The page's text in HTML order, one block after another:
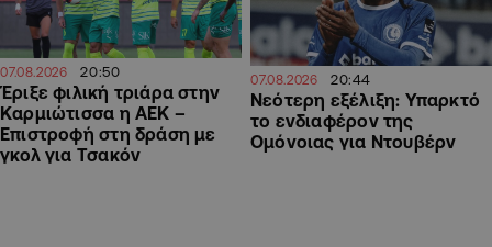
07.08.2026 20:50
Έριξε φιλική τριάρα στην
Καρμιώτισσα η ΑΕΚ –
Επιστροφή στη δράση με
γκολ για Τσακόν
07.08.2026 20:44
Νεότερη εξέλιξη: Υπαρκτό
το ενδιαφέρον της
Ομόνοιας για Ντουβέρν